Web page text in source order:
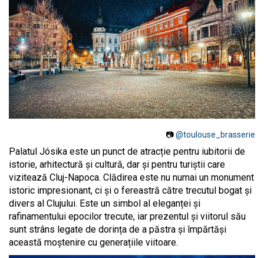
📷@toulouse_brasserie
Palatul Jósika este un punct de atracție pentru iubitorii de
istorie, arhitectură și cultură, dar și pentru turiștii care
vizitează Cluj-Napoca. Clădirea este nu numai un monument
istoric impresionant, ci și o fereastră către trecutul bogat și
divers al Clujului. Este un simbol al eleganței și
rafinamentului epocilor trecute, iar prezentul și viitorul său
sunt strâns legate de dorința de a păstra și împărtăși
această moștenire cu generațiile viitoare.